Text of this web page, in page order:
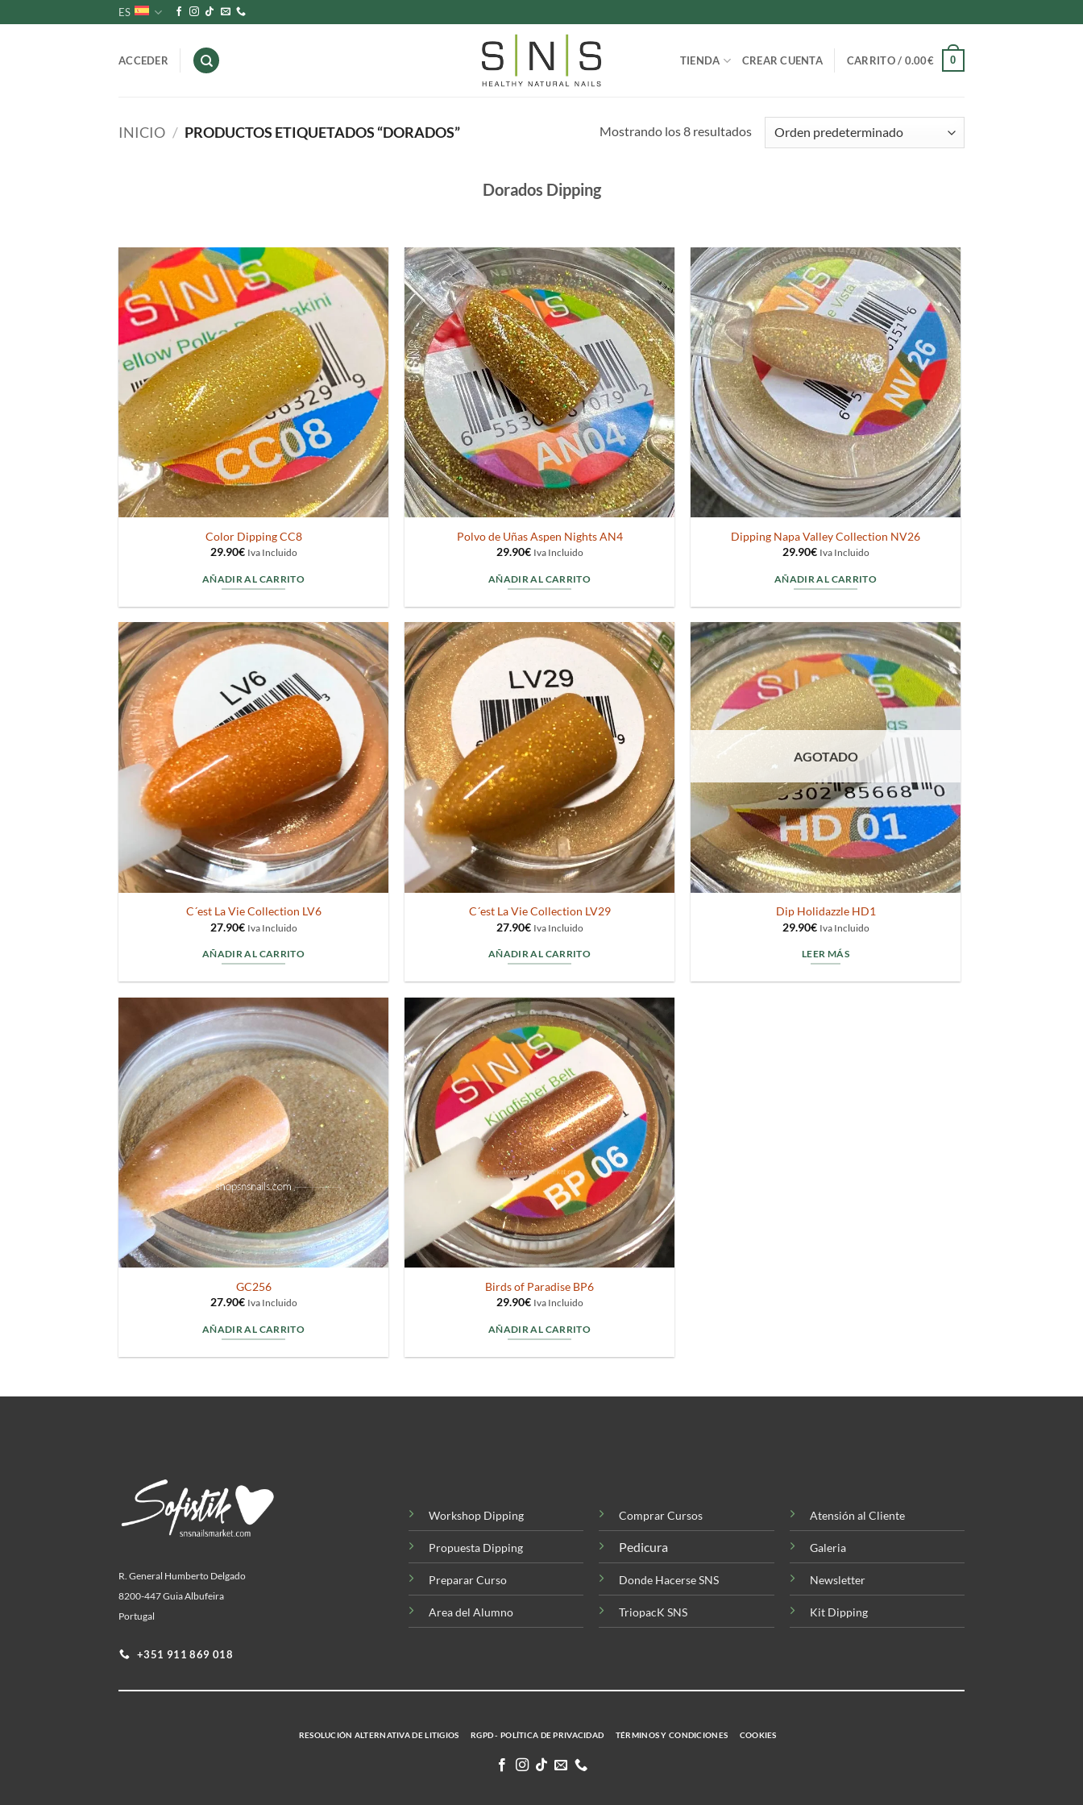
al
ES
ACCEDER TIENDA CREAR CUENTA CARRITO / 0.00€ 0
INICIO / PRODUCTOS ETIQUETADOS “DORADOS” Mostrando los 8 resultados
Dorados Dipping
Color Dipping CC8
29.90€ Iva Incluido
AÑADIR AL CARRITO
Polvo de Uñas Aspen Nights AN4
29.90€ Iva Incluido
AÑADIR AL CARRITO
Dipping Napa Valley Collection NV26
29.90€ Iva Incluido
AÑADIR AL CARRITO
C´est La Vie Collection LV6
27.90€ Iva Incluido
AÑADIR AL CARRITO
C´est La Vie Collection LV29
27.90€ Iva Incluido
AÑADIR AL CARRITO
AGOTADO
Dip Holidazzle HD1
29.90€ Iva Incluido
LEER MÁS
GC256
27.90€ Iva Incluido
AÑADIR AL CARRITO
Birds of Paradise BP6
29.90€ Iva Incluido
AÑADIR AL CARRITO
R. General Humberto Delgado
8200-447 Guia Albufeira
Portugal
+351 911 869 018
Workshop Dipping
Propuesta Dipping
Preparar Curso
Area del Alumno
Comprar Cursos
Pedicura
Donde Hacerse SNS
TriopacK SNS
Atensión al Cliente
Galeria
Newsletter
Kit Dipping
RESOLUCIÓN ALTERNATIVA DE LITIGIOS RGPD - POLÍTICA DE PRIVACIDAD TÉRMINOS Y CONDICIONES COOKIES